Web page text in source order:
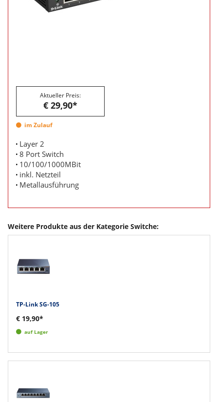
Aktueller Preis:
€ 29,90*
im Zulauf
Layer 2
8 Port Switch
10/100/1000MBit
inkl. Netzteil
Metallausführung
Weitere Produkte aus der Kategorie Switche:
TP-Link SG-105
€ 19,90*
auf Lager